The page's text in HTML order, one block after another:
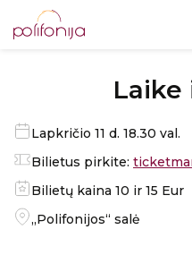
Laike
Lapkričio 11 d. 18.30 val.
Bilietus pirkite:
Bilietų kaina 10 ir 15 Eur
„Polifonijos“ salė